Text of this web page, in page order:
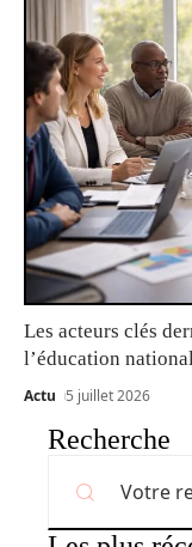
Les acteurs clés
l’éducation
Actu 5 juillet 2026
Recherche